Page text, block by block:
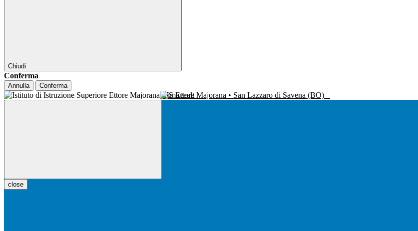
Chiudi
Conferma
Annulla Conferma
IIS Ettore Majorana • San Lazzaro di Savena (BO)
close